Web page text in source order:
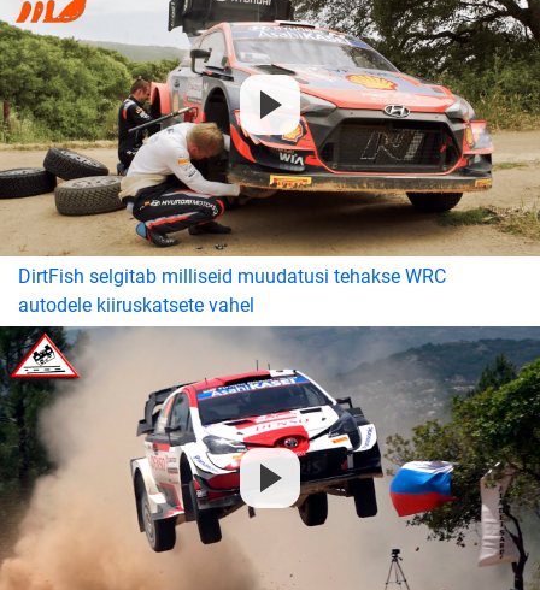
DirtFish selgitab milliseid muudatusi tehakse WRC
autodele kiiruskatsete vahel